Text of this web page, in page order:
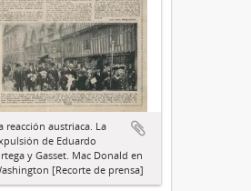
reacción austriaca. La
de Eduardo
y Gasset. Mac Donald en
[Recorte de prensa]